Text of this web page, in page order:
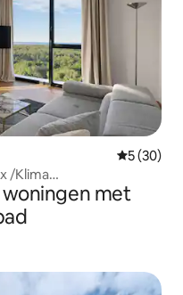
5 (30)
/Klima
met